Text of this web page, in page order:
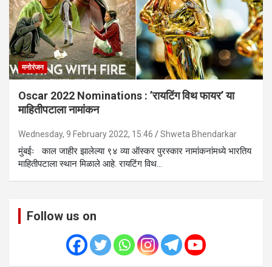
मनोरंजन
Oscar 2022 Nominations : ’रायटिंग विथ फायर’ या
माहितीपटाला नामांकन
Wednesday, 9 February 2022, 15:46 Shweta Bhendarkar
मुंबईः काल जाहीर झालेल्या ९४ व्या ऑस्कर पुरस्कार नामांकनांमध्ये भारतिय
माहितीपटाला स्थान मिळाले आहे. रायटिंग विथ…
Follow us on